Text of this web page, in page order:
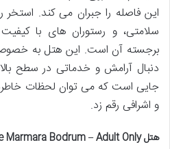
این فاصله را جبران می کند. استخر
سلامتی، و رستوران های با کیفیت
برجسته آن است. این هتل به
دنبال آرامش و خدماتی در سطح
جایی است که می توان لحظات
و اشرافی رقم زد.
هتل The Marmara Bodrum – Adult Only